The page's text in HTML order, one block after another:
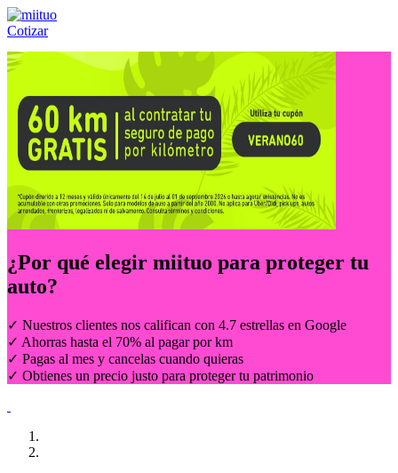
Cotizar
Llámanos al:(55) 84-21-05-00 ó
¿Por qué elegir miituo para proteger tu
auto?
✓ Nuestros clientes nos califican con 4.7 estrellas en Google
✓ Ahorras hasta el 70% al pagar por km
✓ Pagas al mes y cancelas cuando quieras
✓ Obtienes un precio justo para proteger tu patrimonio